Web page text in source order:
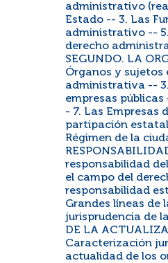
administrativo
Estado -- 3. Las
administrativo --
derecho
SEGUNDO. LA
Órganos y sujetos
administrativa --
empresas
- 7. Las Empresas
partipación
Régimen de la
responsabilidad
el campo del
responsabilidad
Grandes líneas de
jurisprudencia de
DE LA
Caracterización
actualidad de los